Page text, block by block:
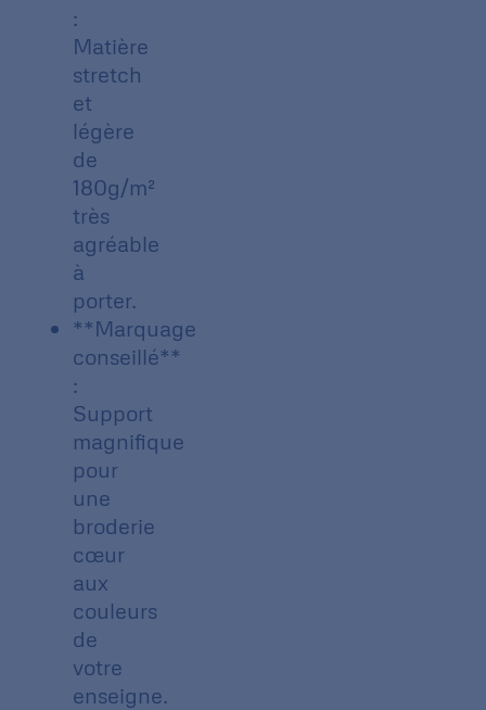
:
Matière
stretch
et
légère
de
180g/m²
très
agréable
à
porter.
**Marquage
conseillé**
:
Support
magnifique
pour
une
broderie
cœur
aux
couleurs
de
votre
enseigne.